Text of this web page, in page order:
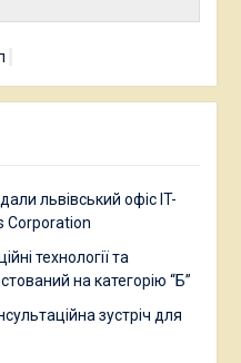
львівський офіс IT-
Corporation
технології та
на категорію “Б”
зустріч для